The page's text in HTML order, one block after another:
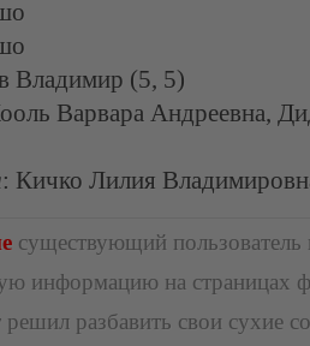
Владимир (5, 5)
Варвара Андреевна,
: Кичко Лилия
существующий пользователь
информацию на страницах
решил разбавить свои сухие